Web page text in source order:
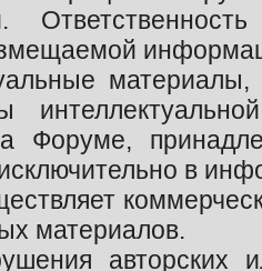
Форуме,
в
материалов.
авторских